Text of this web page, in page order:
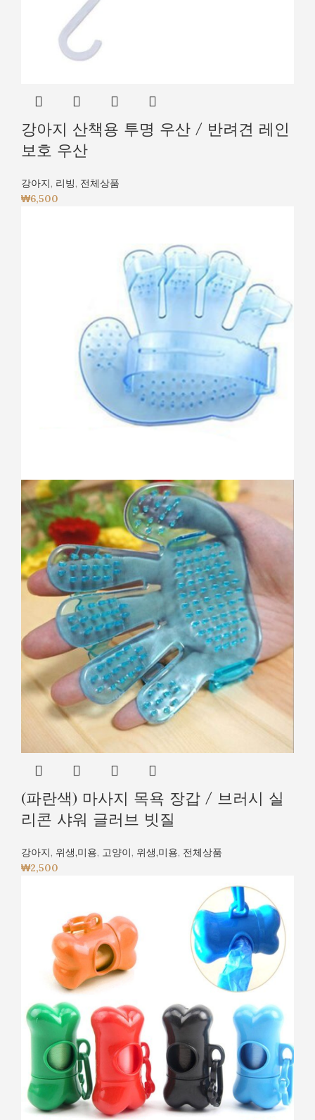
강아지 산책용 투명 우산 / 반려견 레인
보호 우산
강아지, 리빙, 전체상품
₩6,500
(파란색) 마사지 목욕 장갑 / 브러시 실
리콘 샤워 글러브 빗질
강아지, 위생,미용, 고양이, 위생,미용, 전체상품
₩2,500